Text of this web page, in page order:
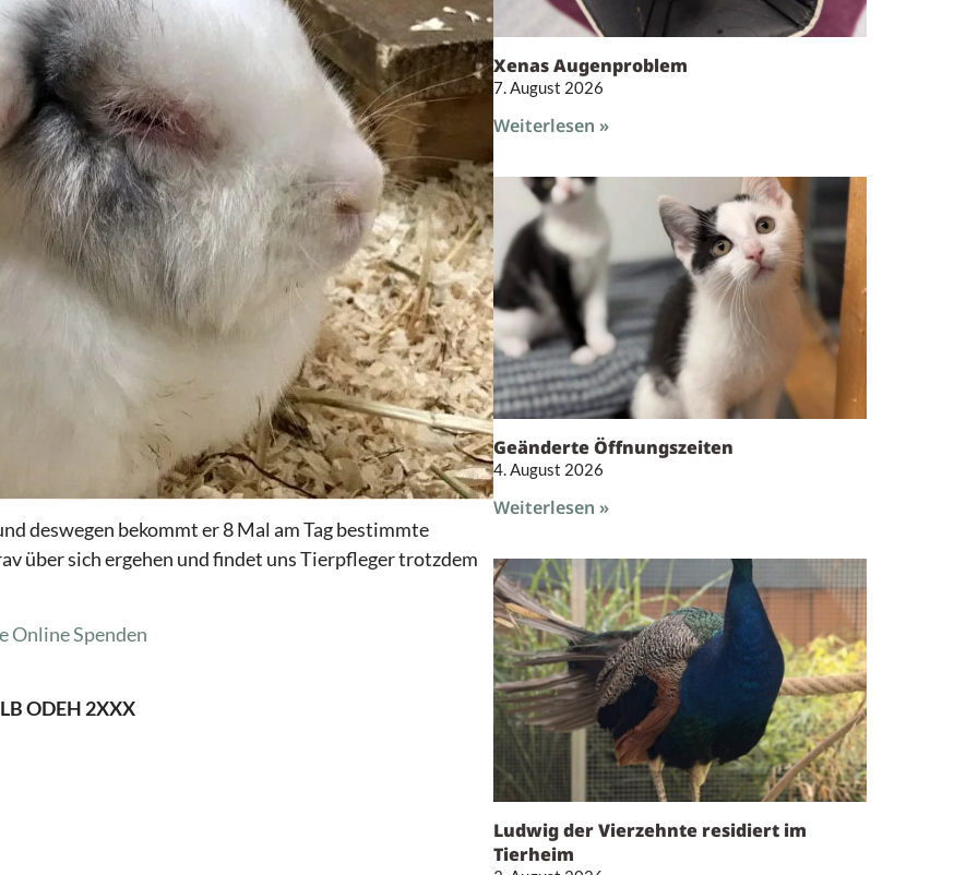
deswegen bekommt er 8 Mal am Tag bestimmte
über sich ergehen und findet uns Tierpfleger trotzdem
Online Spenden
ODEH 2XXX
Xenas Augenproblem
7. August 2026
Weiterlesen »
Geänderte Öffnungszeiten
4. August 2026
Weiterlesen »
Ludwig der Vierzehnte residiert im
Tierheim